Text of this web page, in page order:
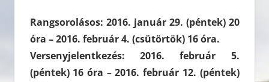
Rangsorolásos: 2016. január 29. (péntek) 20
óra – 2016. február 4. (csütörtök) 16 óra.
Versenyjelentkezés: 2016. február 5.
(péntek) 16 óra – 2016. február 12. (péntek)